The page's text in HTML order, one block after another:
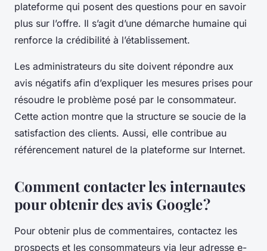
plateforme qui posent des questions pour en savoir
plus sur l’offre. Il s’agit d’une démarche humaine qui
renforce la crédibilité à l’établissement.
Les administrateurs du site doivent répondre aux
avis négatifs afin d’expliquer les mesures prises pour
résoudre le problème posé par le consommateur.
Cette action montre que la structure se soucie de la
satisfaction des clients. Aussi, elle contribue au
référencement naturel de la plateforme sur Internet.
Comment contacter les internautes
pour obtenir des avis Google ?
Pour obtenir plus de commentaires, contactez les
prospects et les consommateurs via leur adresse e-